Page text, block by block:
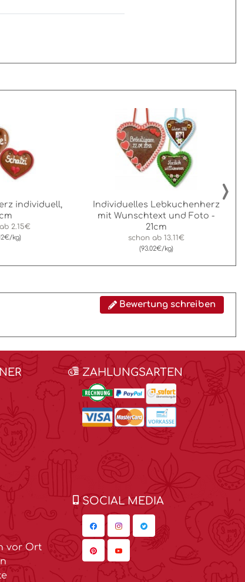
individuell,
2.15€
kg)
Individuelles Lebkuchenherz
mit Wunschtext und Foto -
21cm
schon ab 13.11€
(93.02€/kg)
›
Bewertung schreiben
ZAHLUNGSARTEN
vor Ort
SOCIAL MEDIA